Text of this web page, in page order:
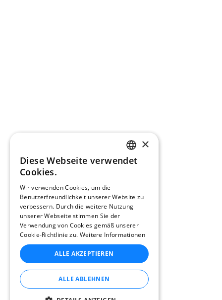
CATALAN
SPANISH
DUTCH
GERMAN
ITALIAN
×
Diese Webseite verwendet
Cookies.
Wir verwenden Cookies, um die
Benutzerfreundlichkeit unserer Website zu
verbessern. Durch die weitere Nutzung
unserer Webseite stimmen Sie der
Verwendung von Cookies gemäß unserer
Cookie-Richtlinie zu. Weitere Informationen
ALLE AKZEPTIEREN
ALLE ABLEHNEN